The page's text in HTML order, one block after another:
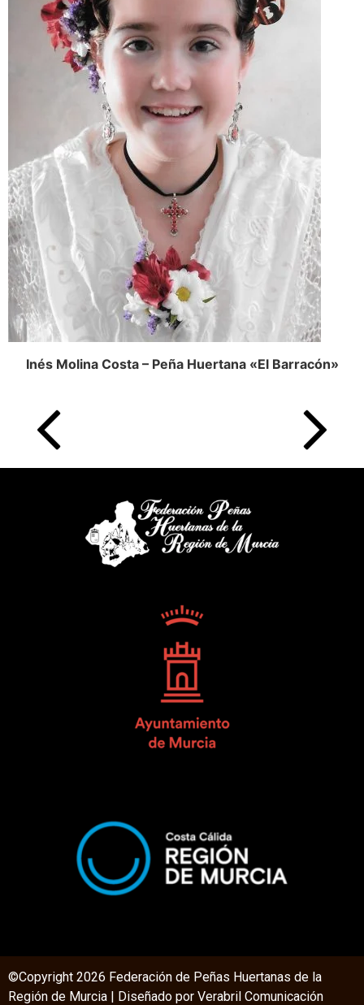
Inés Molina Costa – Peña Huertana «El Barracón»
©Copyright 2026 Federación de Peñas Huertanas de la
Región de Murcia | Diseñado por Verabril Comunicación